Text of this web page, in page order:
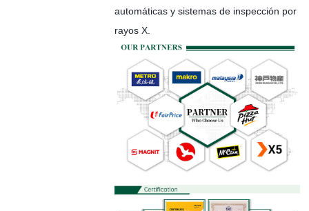
automáticas y sistemas de inspección por
rayos X.